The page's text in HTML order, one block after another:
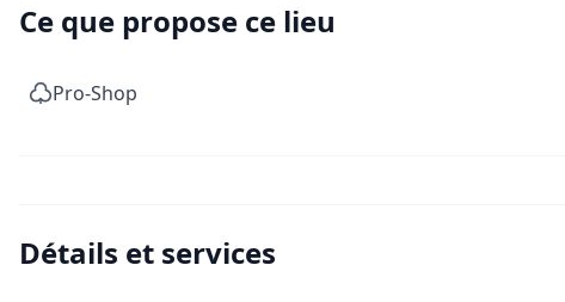
Ce que propose ce lieu
Pro-Shop
Détails et services